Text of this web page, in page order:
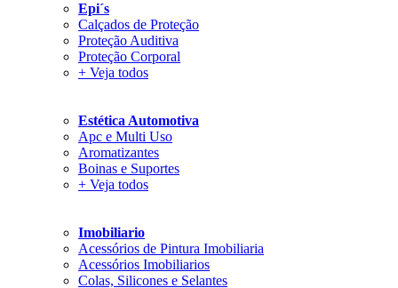
Epi´s
Calçados de Proteção
Proteção Auditiva
Proteção Corporal
+ Veja todos
Estética Automotiva
Apc e Multi Uso
Aromatizantes
Boinas e Suportes
+ Veja todos
Imobiliario
Acessórios de Pintura Imobiliaria
Acessórios Imobiliarios
Colas, Silicones e Selantes